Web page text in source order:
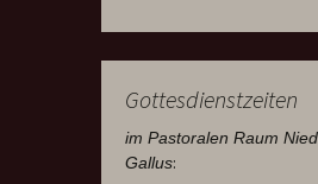
Gottesdienstzeiten
im Pastoralen Raum
Gallus: